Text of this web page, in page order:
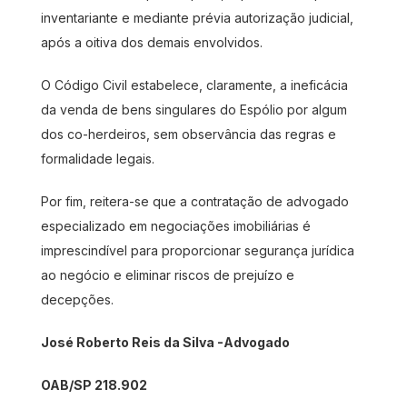
inventariante e mediante prévia autorização judicial,
após a oitiva dos demais envolvidos.
O Código Civil estabelece, claramente, a ineficácia
da venda de bens singulares do Espólio por algum
dos co-herdeiros, sem observância das regras e
formalidade legais.
Por fim, reitera-se que a contratação de advogado
especializado em negociações imobiliárias é
imprescindível para proporcionar segurança jurídica
ao negócio e eliminar riscos de prejuízo e
decepções.
José Roberto Reis da Silva -Advogado
OAB/SP 218.902